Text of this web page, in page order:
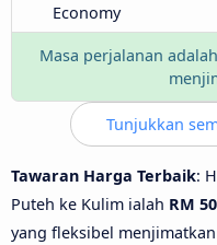
Economy
Masa perjalanan
Tunjukkan
Tawaran Harga Terbaik:
Puteh ke Kulim ialah RM 50
yang fleksibel